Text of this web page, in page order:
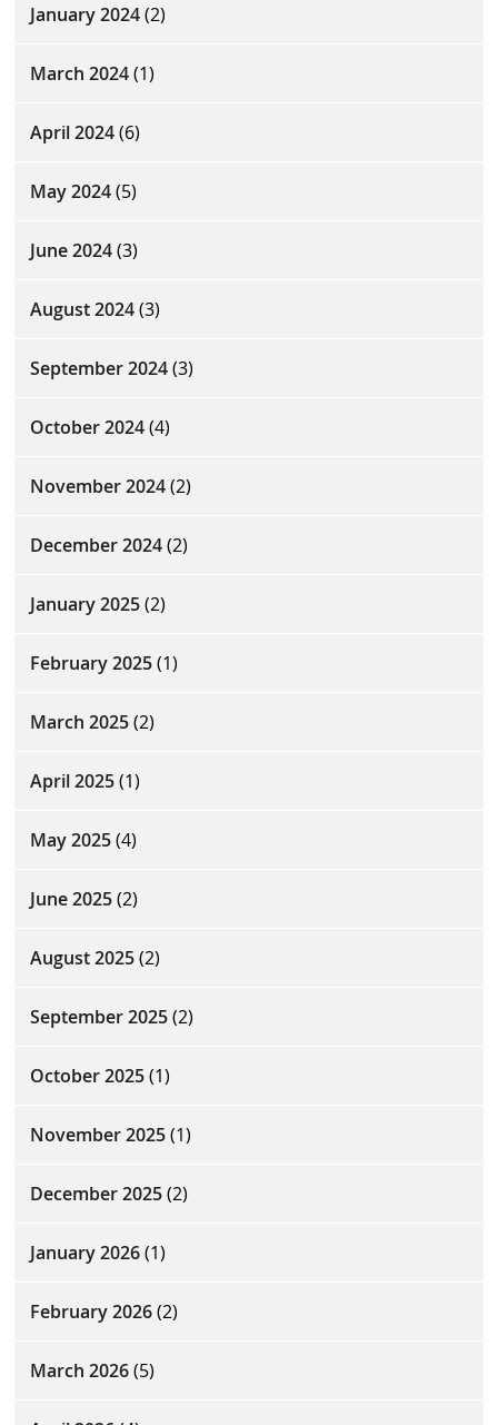
January 2024(2)
March 2024(1)
April 2024(6)
May 2024(5)
June 2024(3)
August 2024(3)
September 2024(3)
October 2024(4)
November 2024(2)
December 2024(2)
January 2025(2)
February 2025(1)
March 2025(2)
April 2025(1)
May 2025(4)
June 2025(2)
August 2025(2)
September 2025(2)
October 2025(1)
November 2025(1)
December 2025(2)
January 2026(1)
February 2026(2)
March 2026(5)